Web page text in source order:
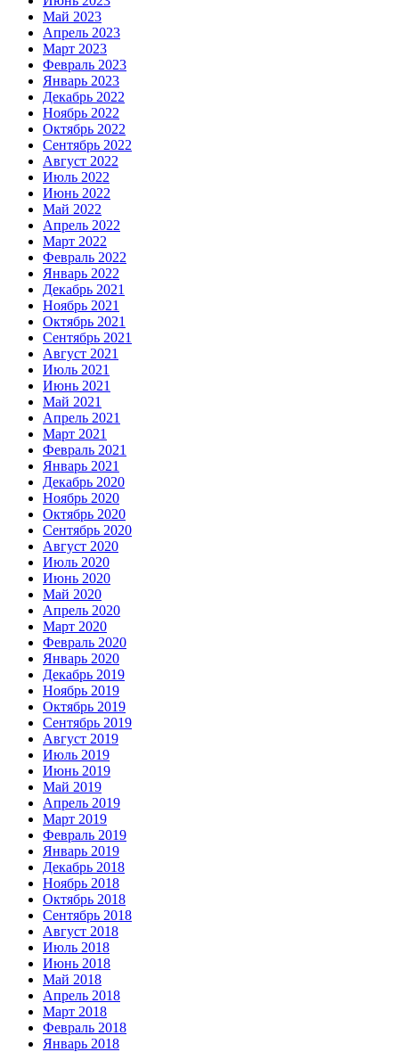
Май 2023
Апрель 2023
Март 2023
Февраль 2023
Январь 2023
Декабрь 2022
Ноябрь 2022
Октябрь 2022
Сентябрь 2022
Август 2022
Июль 2022
Июнь 2022
Май 2022
Апрель 2022
Март 2022
Февраль 2022
Январь 2022
Декабрь 2021
Ноябрь 2021
Октябрь 2021
Сентябрь 2021
Август 2021
Июль 2021
Июнь 2021
Май 2021
Апрель 2021
Март 2021
Февраль 2021
Январь 2021
Декабрь 2020
Ноябрь 2020
Октябрь 2020
Сентябрь 2020
Август 2020
Июль 2020
Июнь 2020
Май 2020
Апрель 2020
Март 2020
Февраль 2020
Январь 2020
Декабрь 2019
Ноябрь 2019
Октябрь 2019
Сентябрь 2019
Август 2019
Июль 2019
Июнь 2019
Май 2019
Апрель 2019
Март 2019
Февраль 2019
Январь 2019
Декабрь 2018
Ноябрь 2018
Октябрь 2018
Сентябрь 2018
Август 2018
Июль 2018
Июнь 2018
Май 2018
Апрель 2018
Март 2018
Февраль 2018
Январь 2018